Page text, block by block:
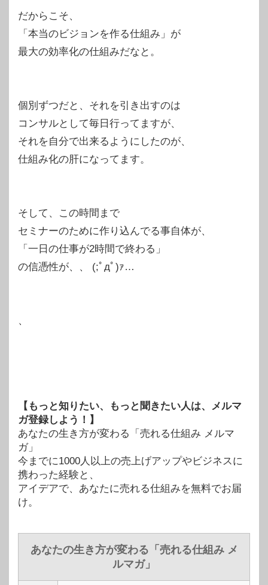
だからこそ、
「本当のビジョンを作る仕組み」が
最大の効率化の仕組みだなと。
個別ずつだと、それを引き出すのは
コンサルとして毎日行ってますが、
それを自分で出来るようにしたのが、
仕組み化の肝になってます。
そして、この時間まで
セミナーのために作り込んでる事自体が、
「一日の仕事が2時間で終わる」
の信憑性が、、 (;ﾟдﾟ)ｧ…
、
【もっと知りたい、もっと聞きたい人は、メルマ
ガ登録しよう！】
あなたの生き方が変わる「売れる仕組み メルマ
ガ」
今までに1000人以上の売上げアップやビジネスに
携わった経験と、
アイデアで、あなたに売れる仕組みを無料でお届
け。
あなたの生き方が変わる「売れる仕組み メ
ルマガ」